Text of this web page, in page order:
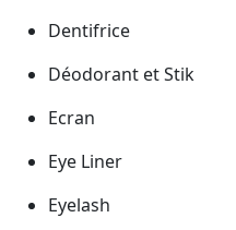
Dentifrice
Déodorant et Stik
Ecran
Eye Liner
Eyelash